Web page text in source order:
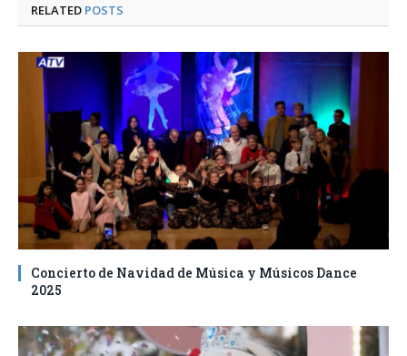
RELATED POSTS
Concierto de Navidad de Música y Músicos Dance
2025